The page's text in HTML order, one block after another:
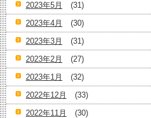
2023年5月
(31)
2023年4月
(30)
2023年3月
(31)
2023年2月
(27)
2023年1月
(32)
2022年12月
(33)
2022年11月
(30)